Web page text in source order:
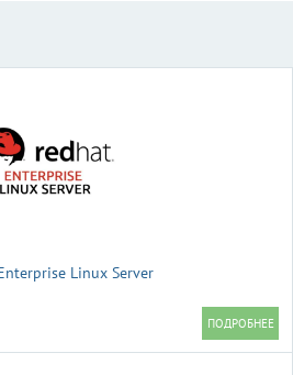
Linux Server